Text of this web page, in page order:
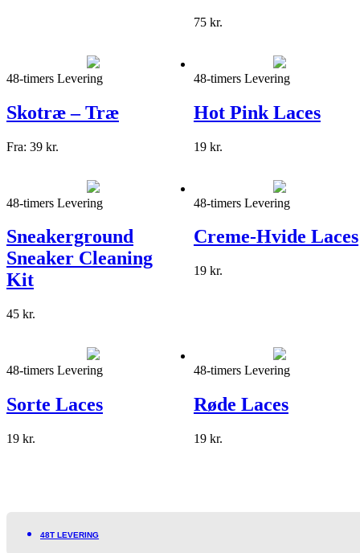
75 kr.
48-timers Levering
Skotræ – Træ
Fra: 39 kr.
48-timers Levering
Hot Pink Laces
19 kr.
48-timers Levering
Sneakerground
Sneaker Cleaning
Kit
45 kr.
48-timers Levering
Creme-Hvide Laces
19 kr.
48-timers Levering
Sorte Laces
19 kr.
48-timers Levering
Røde Laces
19 kr.
48T LEVERING